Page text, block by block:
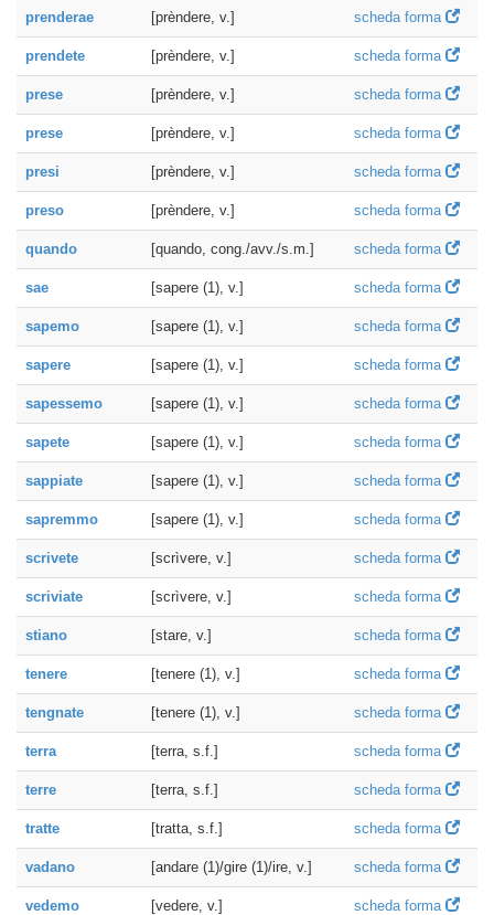
prenderae [prèndere, v.] scheda forma
prendete [prèndere, v.] scheda forma
prese [prèndere, v.] scheda forma
prese [prèndere, v.] scheda forma
presi [prèndere, v.] scheda forma
preso [prèndere, v.] scheda forma
quando [quando, cong./avv./s.m.] scheda forma
sae [sapere (1), v.] scheda forma
sapemo [sapere (1), v.] scheda forma
sapere [sapere (1), v.] scheda forma
sapessemo [sapere (1), v.] scheda forma
sapete [sapere (1), v.] scheda forma
sappiate [sapere (1), v.] scheda forma
sapremmo [sapere (1), v.] scheda forma
scrivete [scrìvere, v.] scheda forma
scriviate [scrìvere, v.] scheda forma
stiano [stare, v.] scheda forma
tenere [tenere (1), v.] scheda forma
tengnate [tenere (1), v.] scheda forma
terra [terra, s.f.] scheda forma
terre [terra, s.f.] scheda forma
tratte [tratta, s.f.] scheda forma
vadano [andare (1)/gire (1)/ire, v.] scheda forma
vedemo [vedere, v.] scheda forma